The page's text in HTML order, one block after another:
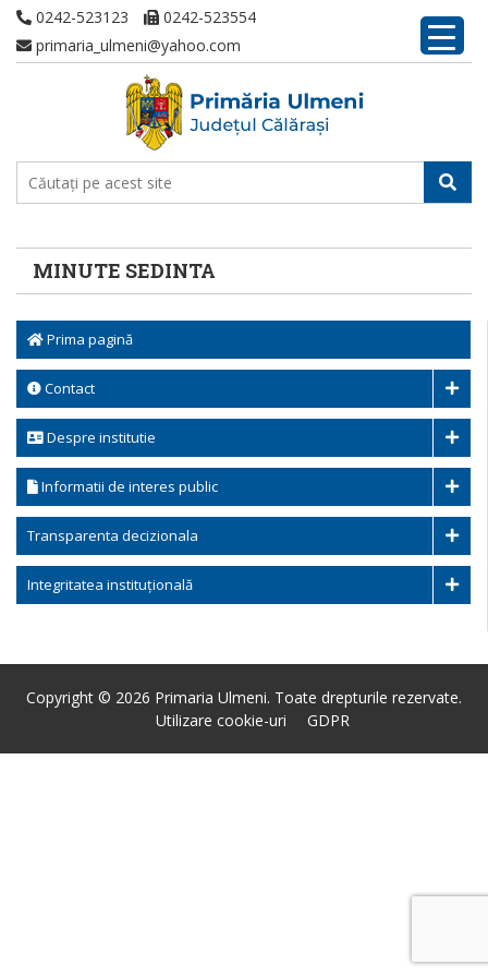
0242-523123
0242-523554
primaria_ulmeni@yahoo.com
MINUTE SEDINTA
Prima pagină
Contact
Despre institutie
Informatii de interes public
Transparenta decizionala
Integritatea instituțională
Copyright © 2026 Primaria Ulmeni. Toate drepturile rezervate.
Utilizare cookie-uri
GDPR